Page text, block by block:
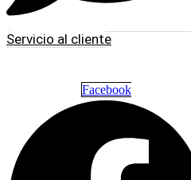
Servicio al cliente
Facebook